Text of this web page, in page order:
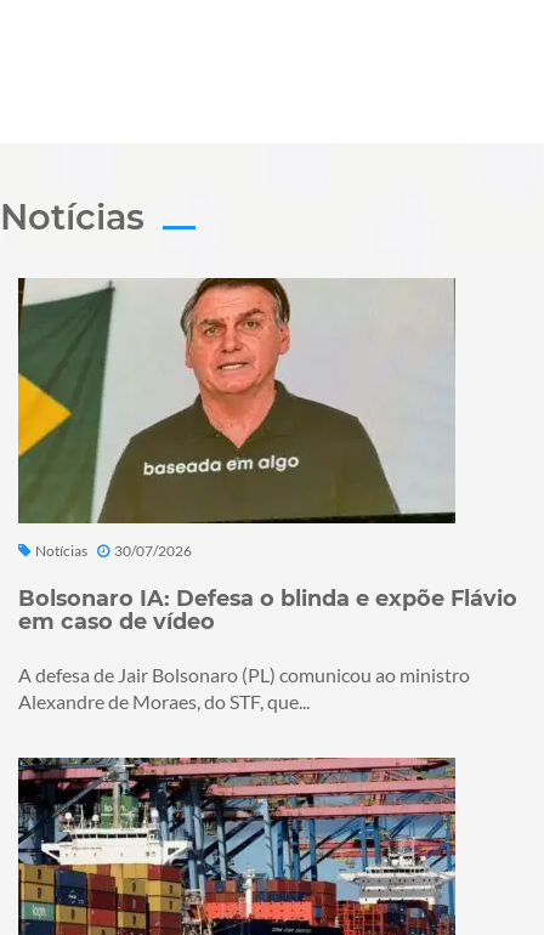
Notícias
Notícias 30/07/2026
Bolsonaro IA: Defesa o blinda e expõe Flávio
em caso de vídeo
A defesa de Jair Bolsonaro (PL) comunicou ao ministro
Alexandre de Moraes, do STF, que...